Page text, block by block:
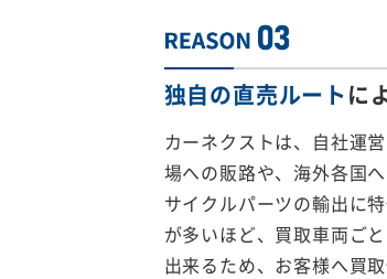
独自の直売ルートに
カーネクストは、自社運
場への販路や、海外各国
サイクルパーツの輸出に
が多いほど、買取車両ご
出来るため、お客様へ買